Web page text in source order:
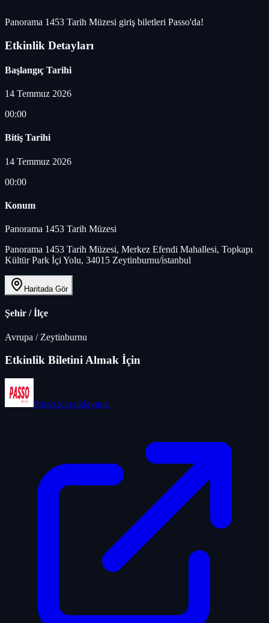
Panorama 1453 Tarih Müzesi giriş biletleri Passo'da!
Etkinlik Detayları
Başlangıç Tarihi
14 Temmuz 2026
00:00
Bitiş Tarihi
14 Temmuz 2026
00:00
Konum
Panorama 1453 Tarih Müzesi
Panorama 1453 Tarih Müzesi, Merkez Efendi Mahallesi, Topkapı
Kültür Park İçi Yolu, 34015 Zeytinburnu/i̇stanbul
Haritada Gör
Şehir / İlçe
Avrupa / Zeytinburnu
Etkinlik Biletini Almak İçin
Passo için tıklayınız